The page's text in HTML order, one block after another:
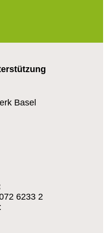
Basel
6233 2